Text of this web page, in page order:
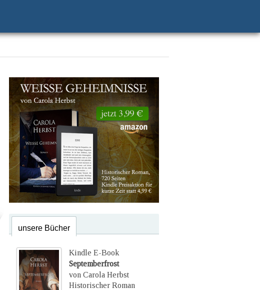
unsere Bücher
Kindle E-Book
Septemberfrost
von Carola Herbst
Historischer Roman